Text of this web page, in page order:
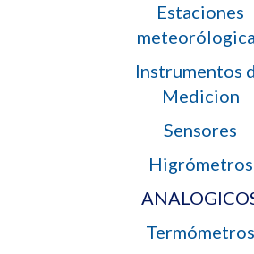
Estaciones
Instrumentos
Medicion
Sensores
Higrómetros
Termómetros